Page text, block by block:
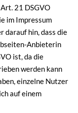
21 DSGVO
im Impressum
darauf hin, dass die
Anbieterin
ist, da die
werden kann
einzelne Nutzer
auf einem